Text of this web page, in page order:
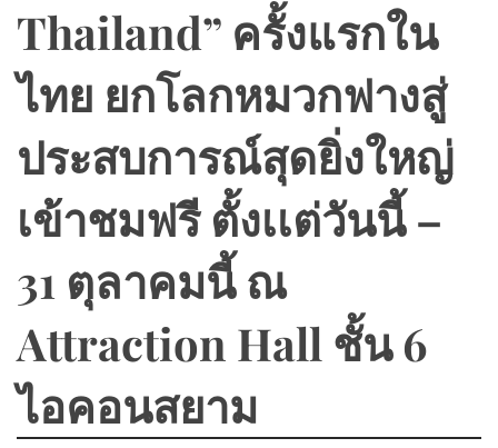
Thailand” ครั้งแรกใน
ไทย ยกโลกหมวกฟางสู่
ประสบการณ์สุดยิ่งใหญ่
เข้าชมฟรี ตั้งเเต่วันนี้ –
31 ตุลาคมนี้ ณ
Attraction Hall ชั้น 6
ไอคอนสยาม